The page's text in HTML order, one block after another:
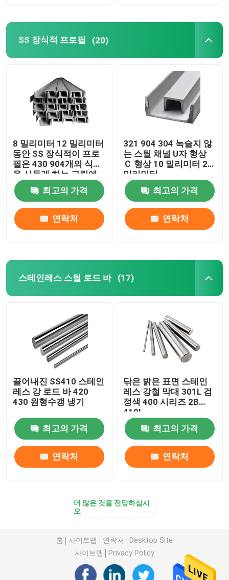
SS 장식적 프로필 (20)
8 밀리미터 12 밀리미터
동안 SS 장식적이 프로
필은 430 904개의 식물
을 시들게 하는 그림에
유리를 끼웁니다
최고의 가격
연락처
321 904 304 녹슬지 않
는 스틸 채널 U자 형상
Ｃ 형상 10 밀리미터 20
밀리미터
최고의 가격
연락처
스테인레스 스틸 로드 바 (17)
끌어내진 SS410 스테인
레스 강 로드 바 420
430 원형수갱 냉기
최고의 가격
연락처
닦은 밝은 표면 스테인
레스 강철 막대 301L 검
정색 400 시리즈 2B
410L
최고의 가격
연락처
더 많은 것을 전망하십시
오
홈 사이트맵 연락처
Desktop Site
사이트맵
Privacy Policy